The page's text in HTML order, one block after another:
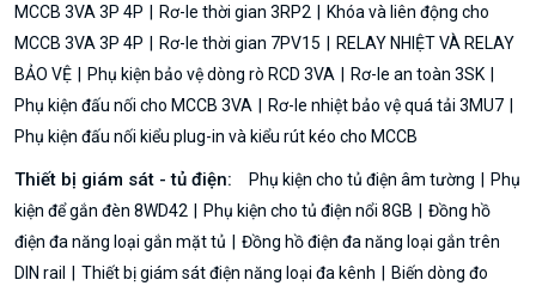
MCCB 3VA 3P 4P
Rơ-le thời gian 3RP2
Khóa và liên động cho
MCCB 3VA 3P 4P
Rơ-le thời gian 7PV15
RELAY NHIỆT VÀ RELAY
BẢO VỆ
Phụ kiện bảo vệ dòng rò RCD 3VA
Rơ-le an toàn 3SK
Phụ kiện đấu nối cho MCCB 3VA
Rơ-le nhiệt bảo vệ quá tải 3MU7
Phụ kiện đấu nối kiểu plug-in và kiểu rút kéo cho MCCB
Thiết bị giám sát - tủ điện: Phụ kiện cho tủ điện âm tường
Phụ
kiện để gắn đèn 8WD42
Phụ kiện cho tủ điện nổi 8GB
Đồng hồ
điện đa năng loại gắn mặt tủ
Đồng hồ điện đa năng loại gắn trên
DIN rail
Thiết bị giám sát điện năng loại đa kênh Biến dòng đo